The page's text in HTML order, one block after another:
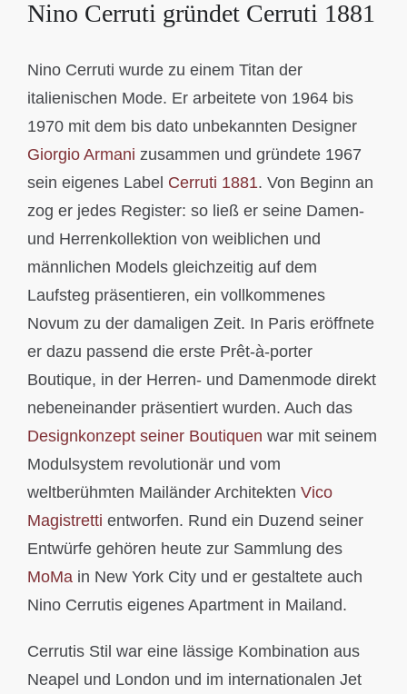
Nino Cerruti gründet Cerruti 1881
Nino Cerruti wurde zu einem Titan der
italienischen Mode. Er arbeitete von 1964 bis
1970 mit dem bis dato unbekannten Designer
Giorgio Armani zusammen und gründete 1967
sein eigenes Label Cerruti 1881. Von Beginn an
zog er jedes Register: so ließ er seine Damen-
und Herrenkollektion von weiblichen und
männlichen Models gleichzeitig auf dem
Laufsteg präsentieren, ein vollkommenes
Novum zu der damaligen Zeit. In Paris eröffnete
er dazu passend die erste Prêt-à-porter
Boutique, in der Herren- und Damenmode direkt
nebeneinander präsentiert wurden. Auch das
Designkonzept seiner Boutiquen war mit seinem
Modulsystem revolutionär und vom
weltberühmten Mailänder Architekten Vico
Magistretti entworfen. Rund ein Duzend seiner
Entwürfe gehören heute zur Sammlung des
MoMain New York City und er gestaltete auch
Nino Cerrutis eigenes Apartment in Mailand.
Cerrutis Stil war eine lässige Kombination aus
Neapel und London und im internationalen Jet